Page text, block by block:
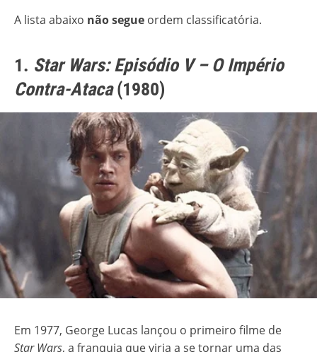
A lista abaixo não segue ordem classificatória.
1. Star Wars: Episódio V – O Império
Contra-Ataca(1980)
Em 1977, George Lucas lançou o primeiro filme de
Star Wars, a franquia que viria a se tornar uma das